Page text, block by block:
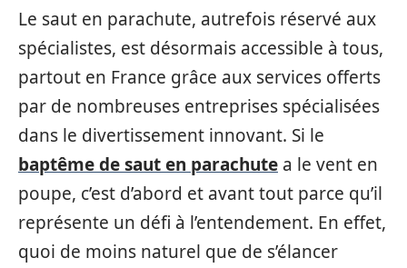
Le saut en parachute, autrefois réservé aux
spécialistes, est désormais accessible à tous,
partout en France grâce aux services offerts
par de nombreuses entreprises spécialisées
dans le divertissement innovant. Si le
baptême de saut en parachute a le vent en
poupe, c’est d’abord et avant tout parce qu’il
représente un défi à l’entendement. En effet,
quoi de moins naturel que de s’élancer